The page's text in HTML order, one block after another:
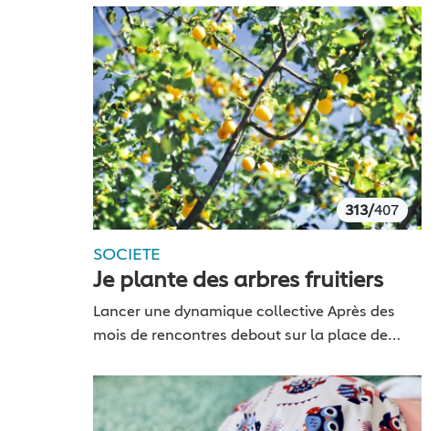
fruits»? Cette boisson est issue de la
fermentation de grains de kéfir,…
313/407
SOCIETE
Je plante des arbres fruitiers
Lancer une dynamique collective Après des
mois de rencontres debout sur la place de
comment mobiliser plus de force vive. Je
propose à travers…